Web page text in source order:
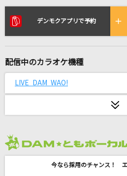
リアルタイムで歌われ
いつか
のだ
デンモクアプリで予約
配信中のカラオケ機種
LIVE DAM WAO!
今なら採用のチャンス！